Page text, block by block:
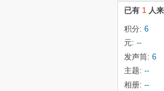
已有 1 人
积分: 6
元: --
发声筒: 6
主题: --
相册: --